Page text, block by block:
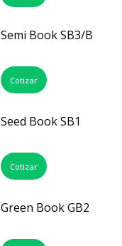
Semi Book SB3/B
Cotizar
Seed Book SB1
Cotizar
Green Book GB2